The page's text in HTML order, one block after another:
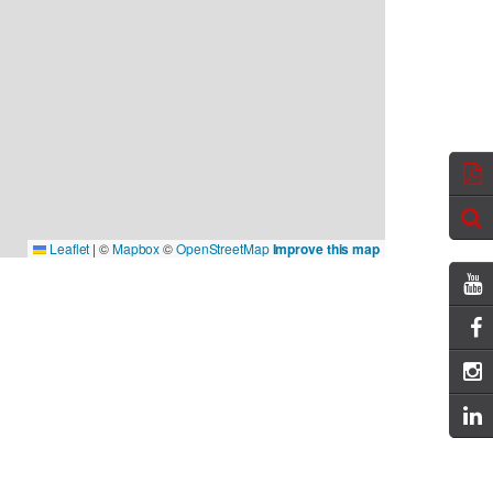
Leaflet | ©Mapbox©OpenStreetMapImprove this map